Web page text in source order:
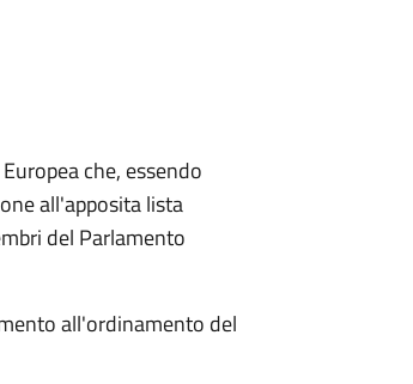
che, essendo
all'apposita lista
del Parlamento
all'ordinamento del